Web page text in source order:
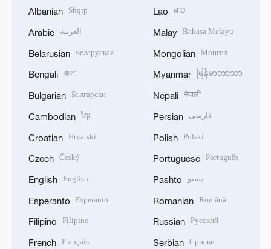
Albanian Shqip
Arabic العربية
Belarusian Беларуская
Bengali বাংলা
Bulgarian Български
Cambodian ខ្មែរ
Croatian Hrvatski
Czech Český
English English
Esperanto Esperanto
Filipino Filipino
French Français
Lao ລາວ
Malay Bahasa Melayu
Mongolian Монгол
Myanmar မြန်မာဘာသာ
Nepali नेपाली
Persian فارسی
Polish Polski
Portuguese Português
Pashto پښتو
Romanian Română
Russian Русский
Serbian Српски